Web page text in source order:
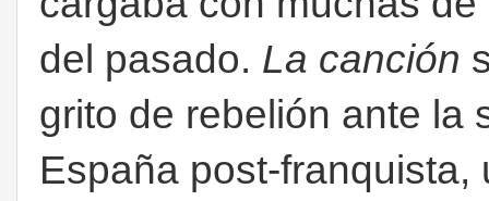
del pasado. La canción
grito de rebelión ante la
España post-franquista,